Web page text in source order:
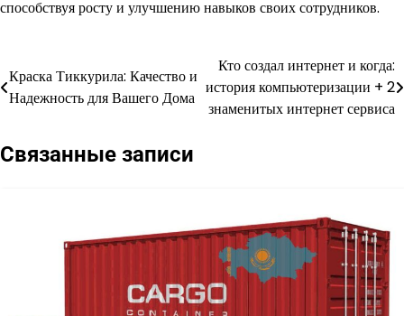
способствуя росту и улучшению навыков своих сотрудников.
Навигация
по
Краска Тиккурила: Качество и
Надежность для Вашего Дома
Кто создал интернет и когда:
история компьютеризации + 2
знаменитых интернет сервиса
Связанные записи